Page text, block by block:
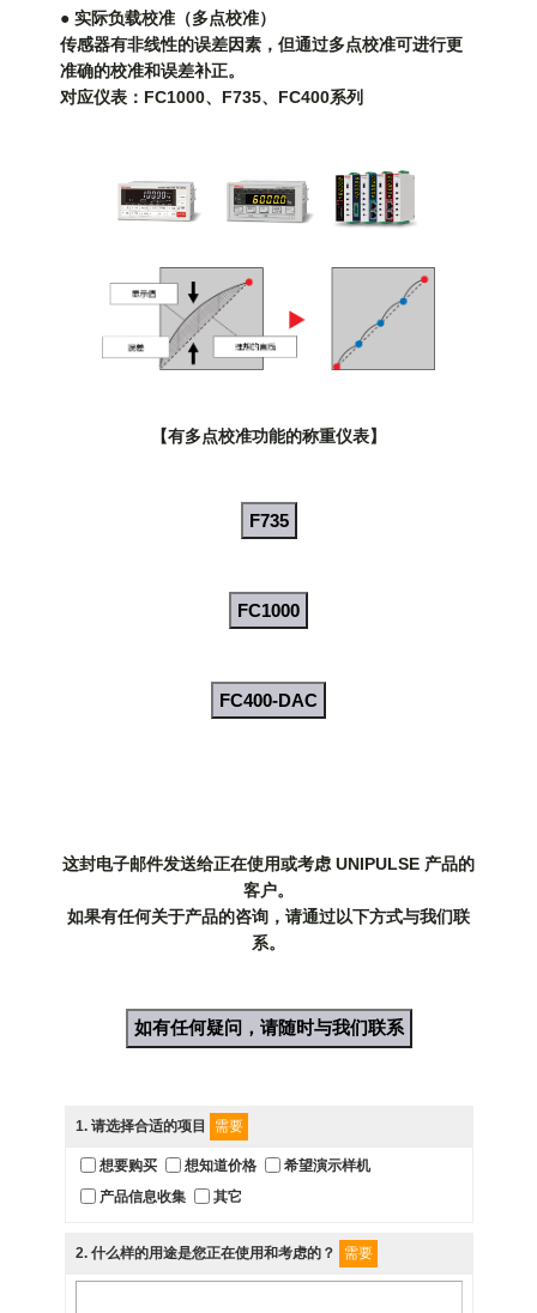
● 实际负载校准（多点校准）
传感器有非线性的误差因素，但通过多点校准可进行更
准确的校准和误差补正。
对应仪表：FC1000、F735、FC400系列
【有多点校准功能的称重仪表】
F735
FC1000
FC400-DAC
这封电子邮件发送给正在使用或考虑 UNIPULSE 产品的
客户。
如果有任何关于产品的咨询，请通过以下方式与我们联
系。
如有任何疑问，请随时与我们联系
1. 请选择合适的项目 需要
想要购买 想知道价格
希望演示样机
产品信息收集
其它
2. 什么样的用途是您正在使用和考虑的？ 需要